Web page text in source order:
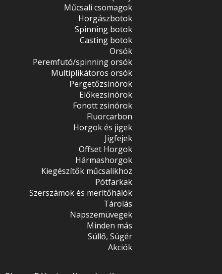
Műcsali csomagok
Horgászbotok
Spinning botok
Casting botok
Orsók
Peremfutó/spinning orsók
Multiplikátoros orsók
Pergetőzsinórok
Előkezsinórok
Fonott zsinórok
Fluorcarbon
Horgok és jigek
Jigfejek
Offset Horgok
Hármashorgok
Kiegészítők műcsalikhoz
Pótfarkak
Szerszámok és merítőhálók
Tárolás
Napszemüvegek
Minden más
Süllő, Sügér
Akciók